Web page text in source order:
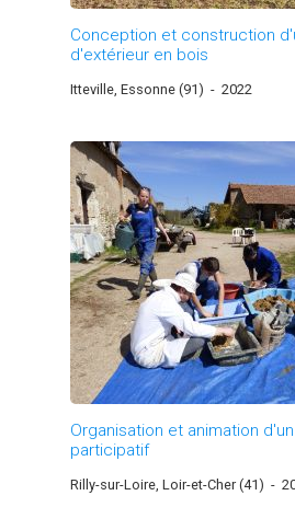
Conception et construction
d'extérieur en bois
Itteville, Essonne (91) - 2022
Organisation et animation
participatif
Rilly-sur-Loire, Loir-et-Cher (41) -